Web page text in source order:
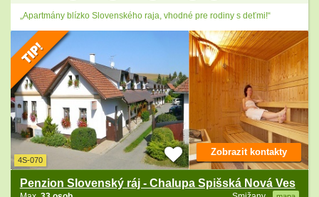
„Apartmány blízko Slovenského raja, vhodné pre rodiny s deťmi!“
4S-070
Penzion Slovenský ráj - Chalupa Spišská Nová Ves
Zobrazit kontakty